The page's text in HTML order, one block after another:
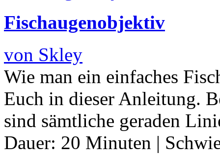
Fischaugenobjektiv
von Skley
Wie man ein einfaches
Euch in dieser Anleitung.
sind sämtliche geraden
Dauer: 20 Minuten |